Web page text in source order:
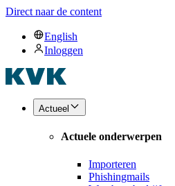
Direct naar de content
English
Inloggen
Actueel
Actuele onderwerpen
Importeren
Phishingmails